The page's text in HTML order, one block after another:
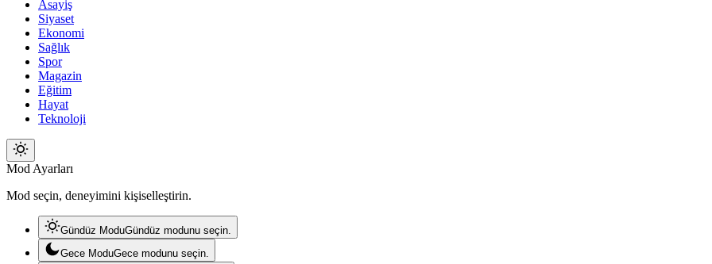
Asayiş
Siyaset
Ekonomi
Sağlık
Spor
Magazin
Eğitim
Hayat
Teknoloji
Mod
değiştir
Mod Ayarları
Mod seçin, deneyimini kişiselleştirin.
Gündüz ModuGündüz modunu seçin.
Gece ModuGece modunu seçin.